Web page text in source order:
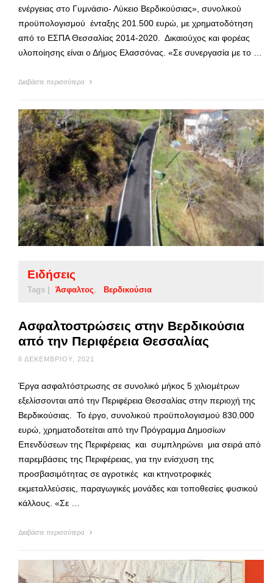
ενέργειας στο Γυμνάσιο- Λύκειο Βερδικούσιας», συνολικού
προϋπολογισμού ένταξης 201.500 ευρώ, με χρηματοδότηση
από το ΕΣΠΑ Θεσσαλίας 2014-2020. Δικαιούχος και φορέας
υλοποίησης είναι ο Δήμος Ελασσόνας. «Σε συνεργασία με το …
Διαβάστε περισσότερα
Ειδήσεις
Tags | Άσφαλτος Βερδικούσια
Ασφαλτοστρώσεις στην Βερδικούσια
από την Περιφέρεια Θεσσαλίας
6 ΔΕΚΕΜΒΡΊΟΥ, 2021
Έργα ασφαλτόστρωσης σε συνολικό μήκος 5 χιλιομέτρων
εξελίσσονται από την Περιφέρεια Θεσσαλίας στην περιοχή της
Βερδικούσιας. Το έργο, συνολικού προϋπολογισμού 830.000
ευρώ, χρηματοδοτείται από την Πρόγραμμα Δημοσίων
Επενδύσεων της Περιφέρειας και συμπληρώνει μια σειρά από
παρεμβάσεις της Περιφέρειας, για την ενίσχυση της
προσβασιμότητας σε αγροτικές και κτηνοτροφικές
εκμεταλλεύσεις, παραγωγικές μονάδες και τοποθεσίες φυσικού
κάλλους. «Σε …
Διαβάστε περισσότερα